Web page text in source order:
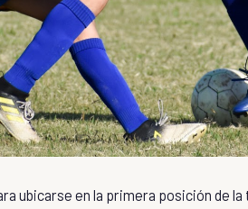
ubicarse en la primera posición de